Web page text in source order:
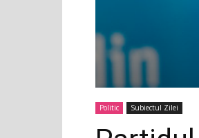
Politic Subiectul Zilei